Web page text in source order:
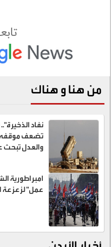
من هنا و هناك
نفاد
تضعف موقفه
والعدل تبحث
عمل" لزعزعة